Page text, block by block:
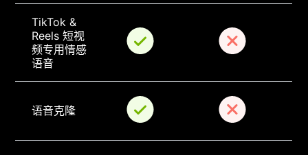
TikTok &
Reels 短视
频专用情感
语音
语音克隆